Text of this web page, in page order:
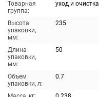
Товарная
группа:
уход и очистка
Высота
упаковки,
мм:
235
Длина
упаковки,
мм:
50
Объем
упаковки, л:
0.7